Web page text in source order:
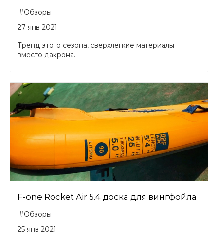
#Обзоры
27 янв 2021
Тренд этого сезона, сверхлегкие материалы
вместо дакрона.
F-one Rocket Air 5.4 доска для вингфойла
#Обзоры
25 янв 2021